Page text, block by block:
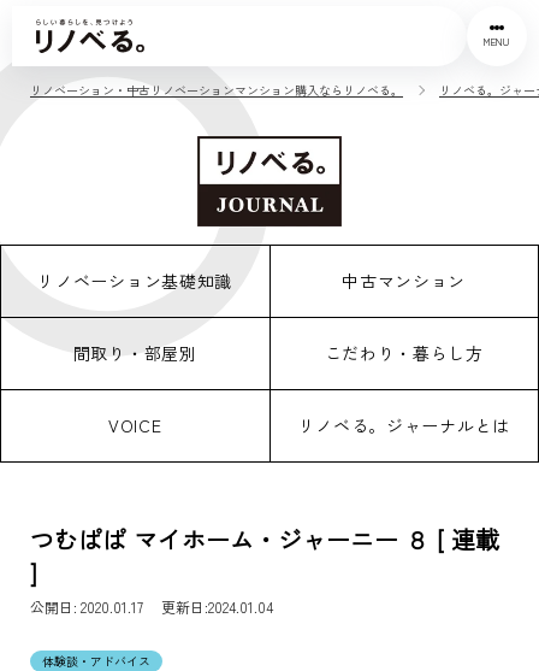
MENU
リノベーション・中古リノベーションマンション購入ならリノベる。 リノベる。ジャ
リノベーション基礎知識 中古マンション
間取り・部屋別 こだわり・暮らし方
VOICE リノベる。ジャーナルとは
つむぱぱ マイホーム・ジャーニー ８ [ 連載
]
公開日: 2020.01.17 更新日:2024.01.04
体験談・アドバイス